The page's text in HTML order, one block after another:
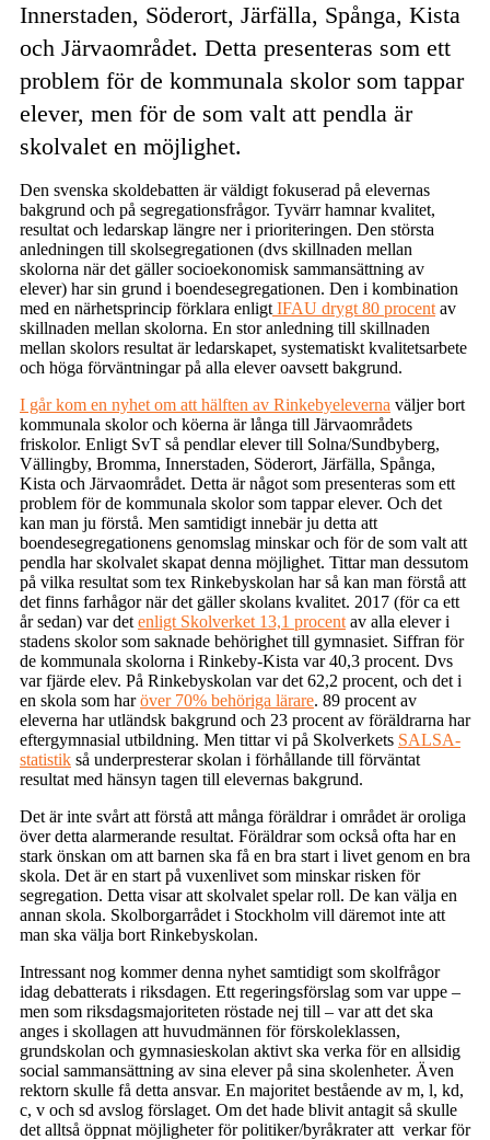
Innerstaden, Söderort, Järfälla, Spånga, Kista
och Järvaområdet. Detta presenteras som ett
problem för de kommunala skolor som tappar
elever, men för de som valt att pendla är
skolvalet en möjlighet.
Den svenska skoldebatten är väldigt fokuserad på elevernas
bakgrund och på segregationsfrågor. Tyvärr hamnar kvalitet,
resultat och ledarskap längre ner i prioriteringen. Den största
anledningen till skolsegregationen (dvs skillnaden mellan
skolorna när det gäller socioekonomisk sammansättning av
elever) har sin grund i boendesegregationen. Den i kombination
med en närhetsprincip förklara enligt IFAU drygt 80 procent av
skillnaden mellan skolorna. En stor anledning till skillnaden
mellan skolors resultat är ledarskapet, systematiskt kvalitetsarbete
och höga förväntningar på alla elever oavsett bakgrund.
I går kom en nyhet om att hälften av Rinkebyeleverna väljer bort
kommunala skolor och köerna är långa till Järvaområdets
friskolor. Enligt SvT så pendlar elever till Solna/Sundbyberg,
Vällingby, Bromma, Innerstaden, Söderort, Järfälla, Spånga,
Kista och Järvaområdet. Detta är något som presenteras som ett
problem för de kommunala skolor som tappar elever. Och det
kan man ju förstå. Men samtidigt innebär ju detta att
boendesegregationens genomslag minskar och för de som valt att
pendla har skolvalet skapat denna möjlighet. Tittar man dessutom
på vilka resultat som tex Rinkebyskolan har så kan man förstå att
det finns farhågor när det gäller skolans kvalitet. 2017 (för ca ett
år sedan) var det enligt Skolverket 13,1 procent av alla elever i
stadens skolor som saknade behörighet till gymnasiet. Siffran för
de kommunala skolorna i Rinkeby-Kista var 40,3 procent. Dvs
var fjärde elev. På Rinkebyskolan var det 62,2 procent, och det i
en skola som haröver 70% behöriga lärare. 89 procent av
eleverna har utländsk bakgrund och 23 procent av föräldrarna har
eftergymnasial utbildning. Men tittar vi på Skolverkets SALSA-
statistik så underpresterar skolan i förhållande till förväntat
resultat med hänsyn tagen till elevernas bakgrund.
Det är inte svårt att förstå att många föräldrar i området är oroliga
över detta alarmerande resultat. Föräldrar som också ofta har en
stark önskan om att barnen ska få en bra start i livet genom en bra
skola. Det är en start på vuxenlivet som minskar risken för
segregation. Detta visar att skolvalet spelar roll. De kan välja en
annan skola. Skolborgarrådet i Stockholm vill däremot inte att
man ska välja bort Rinkebyskolan.
Intressant nog kommer denna nyhet samtidigt som skolfrågor
idag debatterats i riksdagen. Ett regeringsförslag som var uppe –
men som riksdagsmajoriteten röstade nej till – var att det ska
anges i skollagen att huvudmännen för förskoleklassen,
grundskolan och gymnasieskolan aktivt ska verka för en allsidig
social sammansättning av sina elever på sina skolenheter. Även
rektorn skulle få detta ansvar. En majoritet bestående av m, l, kd,
c, v och sd avslog förslaget. Om det hade blivit antagit så skulle
det alltså öppnat möjligheter för politiker/byråkrater att verkar för